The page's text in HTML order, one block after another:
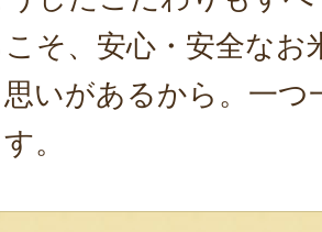
そ、安心・安全なお
いがあるから。一つ
。